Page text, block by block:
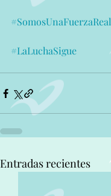
#SomosUnaFuerzaReal
#LaLuchaSigue
Entradas recientes